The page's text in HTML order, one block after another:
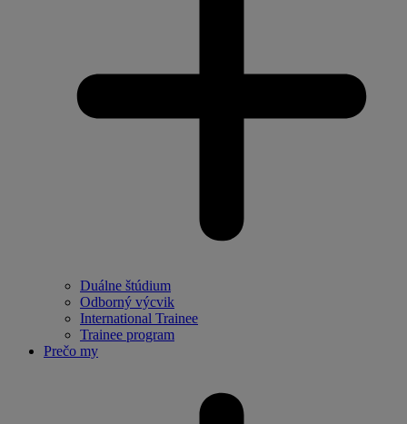
Duálne štúdium
Odborný výcvik
International Trainee
Trainee program
Prečo my